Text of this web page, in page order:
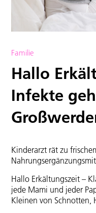
Familie
Hallo
Infekte
Kinderarzt rät zu
Hallo Erkältungszeit –
jede Mami und jeder
Kleinen von Schnotten,